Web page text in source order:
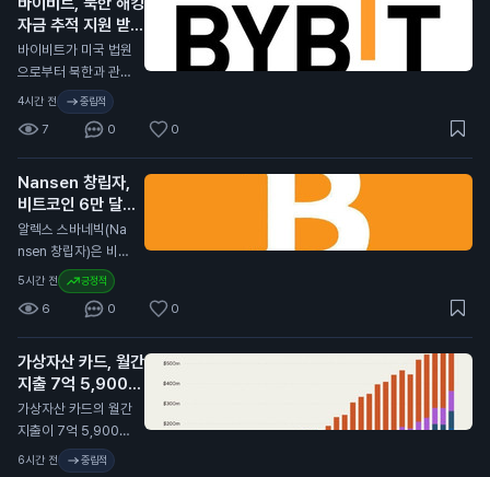
큰 규모입니다. 이외
에도 중국의 CXMT
가 99억 달러(약 1조
상장을 하며 두 번째
로 큰 IPO를 기록했
하이닉스의 성공적인
상장이 아시아 시장에
긍정적인 영향을 미칠
수 있음을 보여줍니
다. 이는 투자자들에
게 아시아 주식의 매
력을 높이고, 향후 주
어나고 있음을 보여줍
니다. USDC의 시장
가치는 두 달 동안 약
110억 달러 줄어들었
습니다. 반면, 테더(U
SDT)는 달러 가치를
유지하며 투자자들의
관심을 받고 있습니
다. 그러나 USDT도
최근 60일 동안 약 4
0억 달러가 유출되었
습니다. 이와 함께 비
트코인 가격 하락이
스테이블코인 시장에
이번 USDC 유출은
투자자들에게 중요한
신호입니다. 스테이블
코인 유통 감소는 시
장의 불안정을 나타내
며, 이는 가격 변동성
자금 추적 지원 받아
N
바이비트가 미국 법원
으로부터 북한과 관련
된 15억 달러 규모 해
킹 사건에 대한 추적
지원을 받았습니다.
그러나 도난당한 자금
의 90%는 이미 추적
이 불가능한 상태입니
다. 북한 해커들은 최
근 1,640개 기업을
침투했습니다. 이들은
가상자산 지갑을 주요
목표로 삼아 공격했습
니다. 연구자에 따르
면, 700~800개 조
직이 심각한 피해를
입었으며, 많은 기업
의 서버와 클라우드
시스템에 접근했습니
다. 이 사건은 일반 투
4시간 전 중립적
7 0 0
Nansen 창립자,
비트코인 6만 달러
이하로 떨어지지 않
을 것 주장
N
알렉스 스바네빅(Na
nsen 창립자)은 비트
코인이 다시는 6만 달
러(약 8,000만 원)
이하로 떨어지지 않을
것이라고 주장했습니
다. 그는 현실 자산 거
래 덕분에 암호화폐
시장이 성장하고 있다
고 말했습니다. 스바
네빅은 최근 인터뷰에
서, 암호화폐가 실제
5시간 전 긍정적
6 0 0
가상자산 카드, 월간
지출 7억 5,900만
달러 기록
N
가상자산 카드의 월간
지출이 7억 5,900만
달러(약 1조 1,000억
6시간 전 중립적